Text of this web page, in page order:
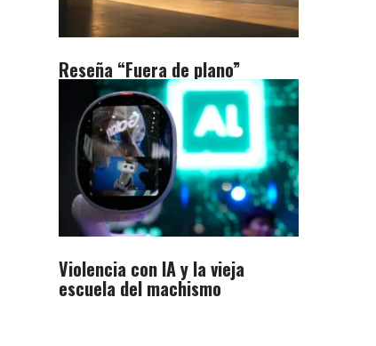
Reseña “Fuera de plano”
Violencia con IA y la vieja
escuela del machismo